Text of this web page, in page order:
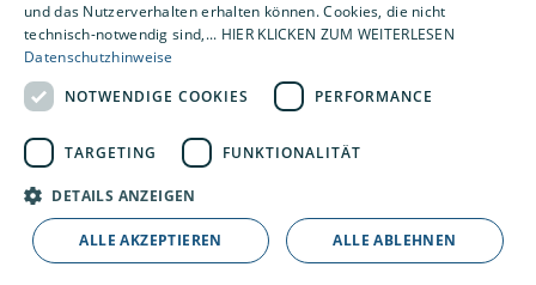
und das Nutzerverhalten erhalten können. Cookies, die nicht
technisch-notwendig sind,... HIER KLICKEN ZUM WEITERLESEN
Datenschutzhinweise
NOTWENDIGE COOKIES
PERFORMANCE
TARGETING FUNKTIONALITÄT
DETAILS ANZEIGEN
ALLE AKZEPTIEREN ALLE ABLEHNEN